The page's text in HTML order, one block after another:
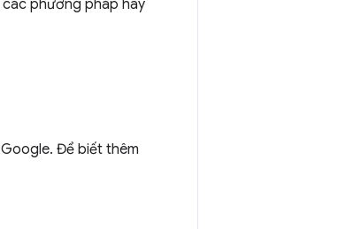
phương pháp hay
Để biết thêm